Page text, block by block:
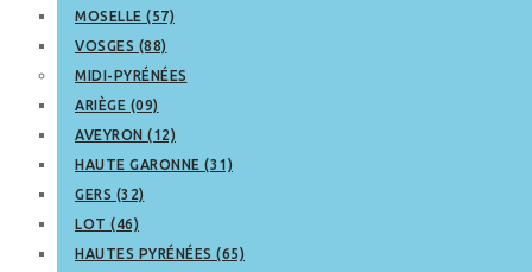
MOSELLE (57)
VOSGES (88)
MIDI-PYRÉNÉES
ARIÈGE (09)
AVEYRON (12)
HAUTE GARONNE (31)
GERS (32)
LOT (46)
HAUTES PYRÉNÉES (65)